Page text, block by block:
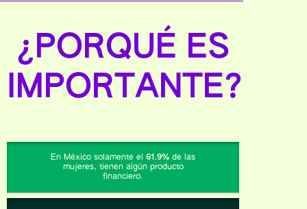
¿PORQUÉ ES
IMPORTANTE?
En México solamente el 61.9% de las
mujeres, tienen algún producto
financiero.